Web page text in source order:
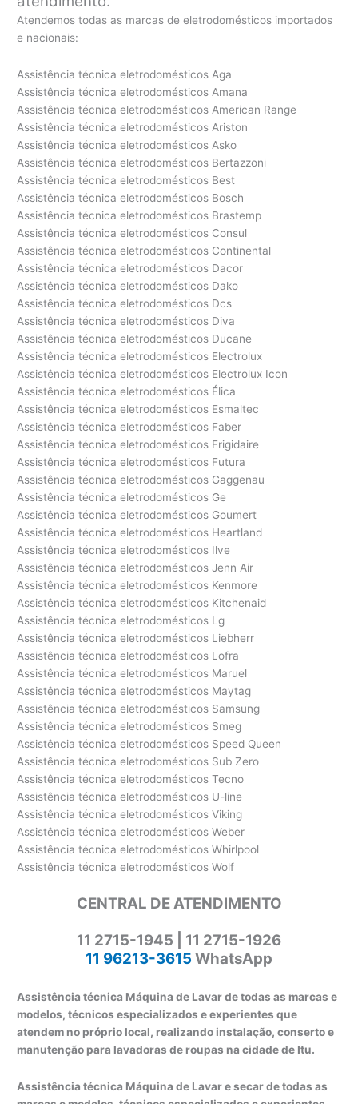
Atendemos todas as marcas de eletrodomésticos importados
e nacionais:
Assistência técnica eletrodomésticos Aga
Assistência técnica eletrodomésticos Amana
Assistência técnica eletrodomésticos American Range
Assistência técnica eletrodomésticos Ariston
Assistência técnica eletrodomésticos Asko
Assistência técnica eletrodomésticos Bertazzoni
Assistência técnica eletrodomésticos Best
Assistência técnica eletrodomésticos Bosch
Assistência técnica eletrodomésticos Brastemp
Assistência técnica eletrodomésticos Consul
Assistência técnica eletrodomésticos Continental
Assistência técnica eletrodomésticos Dacor
Assistência técnica eletrodomésticos Dako
Assistência técnica eletrodomésticos Dcs
Assistência técnica eletrodomésticos Diva
Assistência técnica eletrodomésticos Ducane
Assistência técnica eletrodomésticos Electrolux
Assistência técnica eletrodomésticos Electrolux Icon
Assistência técnica eletrodomésticos Élica
Assistência técnica eletrodomésticos Esmaltec
Assistência técnica eletrodomésticos Faber
Assistência técnica eletrodomésticos Frigidaire
Assistência técnica eletrodomésticos Futura
Assistência técnica eletrodomésticos Gaggenau
Assistência técnica eletrodomésticos Ge
Assistência técnica eletrodomésticos Goumert
Assistência técnica eletrodomésticos Heartland
Assistência técnica eletrodomésticos Ilve
Assistência técnica eletrodomésticos Jenn Air
Assistência técnica eletrodomésticos Kenmore
Assistência técnica eletrodomésticos Kitchenaid
Assistência técnica eletrodomésticos Lg
Assistência técnica eletrodomésticos Liebherr
Assistência técnica eletrodomésticos Lofra
Assistência técnica eletrodomésticos Maruel
Assistência técnica eletrodomésticos Maytag
Assistência técnica eletrodomésticos Samsung
Assistência técnica eletrodomésticos Smeg
Assistência técnica eletrodomésticos Speed Queen
Assistência técnica eletrodomésticos Sub Zero
Assistência técnica eletrodomésticos Tecno
Assistência técnica eletrodomésticos U-line
Assistência técnica eletrodomésticos Viking
Assistência técnica eletrodomésticos Weber
Assistência técnica eletrodomésticos Whirlpool
Assistência técnica eletrodomésticos Wolf
CENTRAL DE ATENDIMENTO
11 2715-1945 | 11 2715-1926
11 96213-3615 WhatsApp
Assistência técnica Máquina de Lavar de todas as marcas e
modelos, técnicos especializados e experientes que
atendem no próprio local, realizando instalação, conserto e
manutenção para lavadoras de roupas na cidade de Itu.
Assistência técnica Máquina de Lavar e secar de todas as